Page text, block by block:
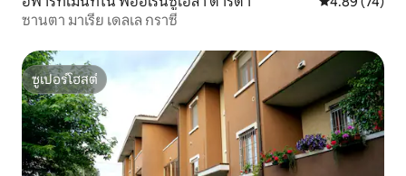
ซานตา มาเรีย เดลเล กราซี
ซูเปอร์โฮสต์
ซูเปอร์โฮสต์